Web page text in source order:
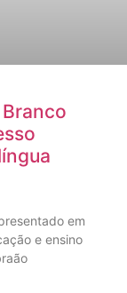
em
e ensino